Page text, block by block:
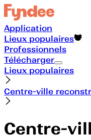
Application
Lieux populaires
Professionnels
Télécharger
Lieux populaires
Centre-ville
Centre-